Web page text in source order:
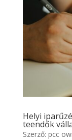
Helyi
teendők
Szerző: pcc